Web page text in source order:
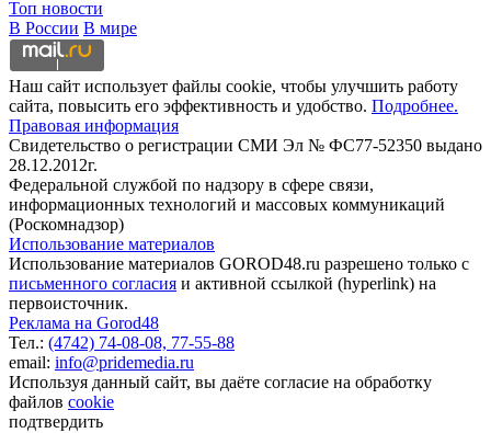
Топ новости
В России В мире
Наш сайт использует файлы cookie, чтобы улучшить работу
сайта, повысить его эффективность и удобство. Подробнее.
Правовая информация
Свидетельство о регистрации СМИ Эл № ФС77-52350 выдано
28.12.2012г.
Федеральной службой по надзору в сфере связи,
информационных технологий и массовых коммуникаций
(Роскомнадзор)
Использование материалов
Использование материалов GOROD48.ru разрешено только с
письменного согласия и активной ссылкой (hyperlink) на
первоисточник.
Реклама на Gorod48
Тел.: (4742) 74-08-08, 77-55-88
email: info@pridemedia.ru
Используя данный сайт, вы даёте согласие на обработку
файлов cookie
подтвердить